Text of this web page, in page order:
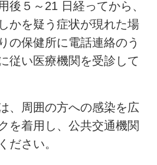
後５～21 日経ってから、
かを疑う症状が現れた場
の保健所に電話連絡のう
従い医療機関を受診して
、周囲の方への感染を広
を着用し、公共交通機関
ださい。